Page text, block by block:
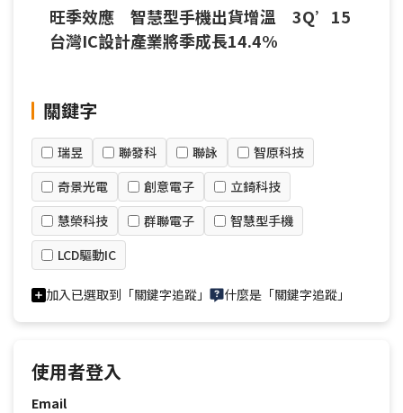
旺季效應 智慧型手機出貨增溫 3Q’15
台灣IC設計產業將季成長14.4%
關鍵字
瑞昱 聯發科 聯詠
智原科技
奇景光電
創意電子
立錡科技
慧榮科技
群聯電子
智慧型手機
LCD驅動IC
加入已選取到「關鍵字追蹤」 什麼是「關鍵字追蹤」
使用者登入
Email